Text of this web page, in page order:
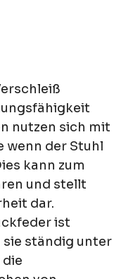
nutzen sich mit
wenn der Stuhl
kann zum
und stellt
dar.
ist
sie ständig unter